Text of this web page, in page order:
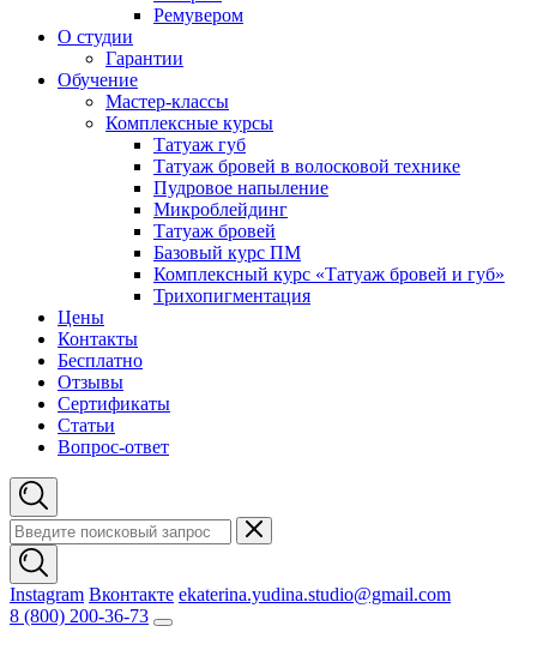
Ремувером
О студии
Гарантии
Обучение
Мастер-классы
Комплексные курсы
Татуаж губ
Татуаж бровей в волосковой технике
Пудровое напыление
Микроблейдинг
Татуаж бровей
Базовый курс ПМ
Комплексный курс «Татуаж бровей и губ»
Трихопигментация
Цены
Контакты
Бесплатно
Отзывы
Сертификаты
Статьи
Вопрос-ответ
Instagram Вконтакте ekaterina.yudina.studio@gmail.com
8 (800) 200-36-73